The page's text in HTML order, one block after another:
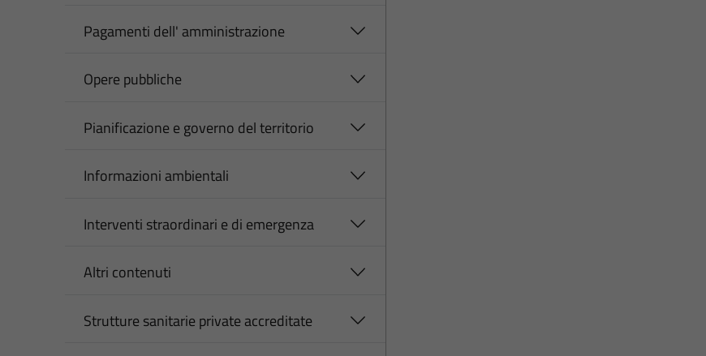
Pagamenti dell' amministrazione
Opere pubbliche
Pianificazione e governo del territorio
Informazioni ambientali
Interventi straordinari e di emergenza
Altri contenuti
Strutture sanitarie private accreditate